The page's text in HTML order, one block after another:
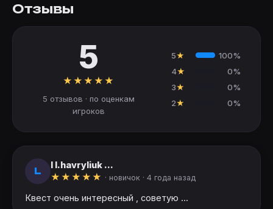
Отзывы
5
★ ★ ★ ★ ★
5 отзывов · по оценкам
игроков
5★
100%
4★
0%
3★
0%
2★ 0%
L
l l.havryliuk ...
★ ★ ★ ★ ★ · новичок · 4 года назад
Квест очень интересный , советую ...